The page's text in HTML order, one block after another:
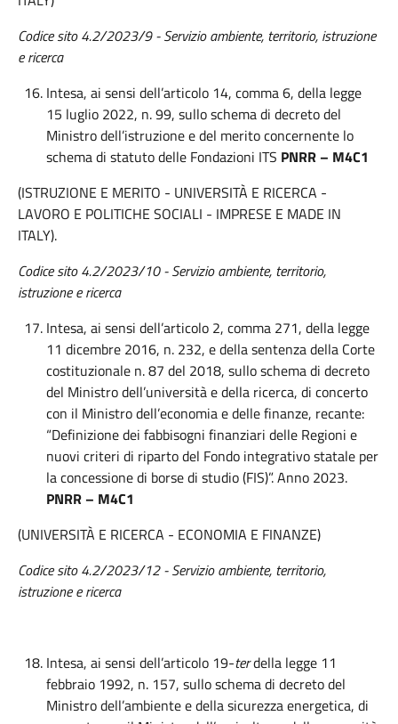
Codice sito 4.2/2023/9 - Servizio ambiente, territorio, istruzione
e ricerca
Intesa, ai sensi dell’articolo 14, comma 6, della legge
15 luglio 2022, n. 99, sullo schema di decreto del
Ministro dell’istruzione e del merito concernente lo
schema di statuto delle Fondazioni ITS PNRR – M4C1
(ISTRUZIONE E MERITO - UNIVERSITÀ E RICERCA -
LAVORO E POLITICHE SOCIALI - IMPRESE E MADE IN
ITALY).
Codice sito 4.2/2023/10 - Servizio ambiente, territorio,
istruzione e ricerca
Intesa, ai sensi dell’articolo 2, comma 271, della legge
11 dicembre 2016, n. 232, e della sentenza della Corte
costituzionale n. 87 del 2018, sullo schema di decreto
del Ministro dell’università e della ricerca, di concerto
con il Ministro dell’economia e delle finanze, recante:
“Definizione dei fabbisogni finanziari delle Regioni e
nuovi criteri di riparto del Fondo integrativo statale per
la concessione di borse di studio (FIS)”. Anno 2023.
PNRR – M4C1
(UNIVERSITÀ E RICERCA - ECONOMIA E FINANZE)
Codice sito 4.2/2023/12 - Servizio ambiente, territorio,
istruzione e ricerca
Intesa, ai sensi dell’articolo 19-terdella legge 11
febbraio 1992, n. 157, sullo schema di decreto del
Ministro dell’ambiente e della sicurezza energetica, di